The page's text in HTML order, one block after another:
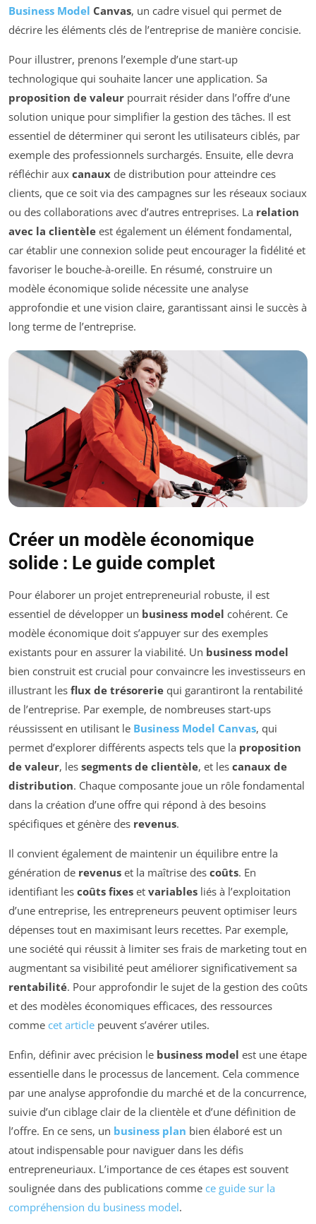
Business Model Canvas, un cadre visuel qui permet de
décrire les éléments clés de l’entreprise de manière concisie.
Pour illustrer, prenons l’exemple d’une start-up
technologique qui souhaite lancer une application. Sa
proposition de valeur pourrait résider dans l’offre d’une
solution unique pour simplifier la gestion des tâches. Il est
essentiel de déterminer qui seront les utilisateurs ciblés, par
exemple des professionnels surchargés. Ensuite, elle devra
réfléchir aux canaux de distribution pour atteindre ces
clients, que ce soit via des campagnes sur les réseaux sociaux
ou des collaborations avec d’autres entreprises. La relation
avec la clientèle est également un élément fondamental,
car établir une connexion solide peut encourager la fidélité et
favoriser le bouche-à-oreille. En résumé, construire un
modèle économique solide nécessite une analyse
approfondie et une vision claire, garantissant ainsi le succès à
long terme de l’entreprise.
Créer un modèle économique
solide : Le guide complet
Pour élaborer un projet entrepreneurial robuste, il est
essentiel de développer un business model cohérent. Ce
modèle économique doit s’appuyer sur des exemples
existants pour en assurer la viabilité. Un business model
bien construit est crucial pour convaincre les investisseurs en
illustrant les flux de trésorerie qui garantiront la rentabilité
de l’entreprise. Par exemple, de nombreuses start-ups
réussissent en utilisant le Business Model Canvas, qui
permet d’explorer différents aspects tels que la proposition
de valeur, les segments de clientèle, et les canaux de
distribution. Chaque composante joue un rôle fondamental
dans la création d’une offre qui répond à des besoins
spécifiques et génère des revenus.
Il convient également de maintenir un équilibre entre la
génération de revenus et la maîtrise des coûts. En
identifiant les coûts fixes et variables liés à l’exploitation
d’une entreprise, les entrepreneurs peuvent optimiser leurs
dépenses tout en maximisant leurs recettes. Par exemple,
une société qui réussit à limiter ses frais de marketing tout en
augmentant sa visibilité peut améliorer significativement sa
rentabilité. Pour approfondir le sujet de la gestion des coûts
et des modèles économiques efficaces, des ressources
comme cet article peuvent s’avérer utiles.
Enfin, définir avec précision le business model est une étape
essentielle dans le processus de lancement. Cela commence
par une analyse approfondie du marché et de la concurrence,
suivie d’un ciblage clair de la clientèle et d’une définition de
l’offre. En ce sens, un business plan bien élaboré est un
atout indispensable pour naviguer dans les défis
entrepreneuriaux. L’importance de ces étapes est souvent
soulignée dans des publications comme ce guide sur la
compréhension du business model.